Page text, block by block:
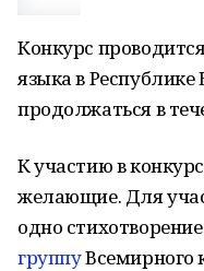
Конкурс
языка в
продолжаться в
К участию в
желающие. Для
одно
группуВсемирного